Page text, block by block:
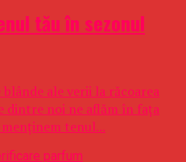
tău în sezonul
ale verii la răcoarea
dintre noi ne aflăm în fața
tenul...